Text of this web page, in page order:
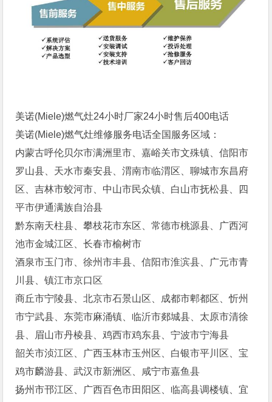
‌‌美诺(Miele)燃气灶24小时厂家24小时售后400电话
‌‌美诺(Miele)燃气灶维修服务电话全国服务区域：
内蒙古呼伦贝尔市满洲里市、嘉峪关市文殊镇、信阳市
罗山县、天水市秦安县、渭南市临渭区、聊城市东昌府
区、吉林市蛟河市、中山市民众镇、白山市抚松县、四
平市伊通满族自治县
黔东南天柱县、攀枝花市东区、常德市桃源县、广西河
池市金城江区、长春市榆树市
酒泉市玉门市、徐州市丰县、信阳市淮滨县、广元市青
川县、镇江市京口区
商丘市宁陵县、北京市石景山区、成都市郫都区、忻州
市宁武县、东莞市麻涌镇、临沂市郯城县、太原市清徐
县、眉山市丹棱县、鸡西市鸡东县、宁波市宁海县
韶关市浈江区、广西玉林市玉州区、白银市平川区、宝
鸡市麟游县、武汉市新洲区、咸宁市嘉鱼县
扬州市邗江区、广西百色市田阳区、临高县调楼镇、宜